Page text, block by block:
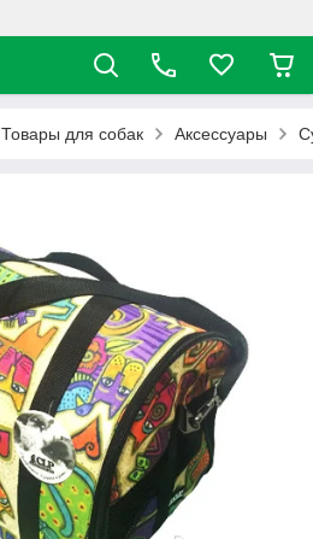
Товары для собак Аксессуары